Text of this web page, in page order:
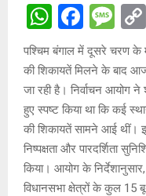
W
h
at
s
A
p
p
F
a
ce
b
o
o
k
M
es
s
a
g
e
पश्चिम बंगाल में दूसरे चरण के
की शिकायतें मिलने के बाद आज
जा रही है। निर्वाचन आयोग
हुए स्पष्ट किया था कि कई
की शिकायतें सामने आई थीं।
निष्पक्षता और पारदर्शिता
किया। आयोग के
विधानसभा क्षेत्रों के कुल 15